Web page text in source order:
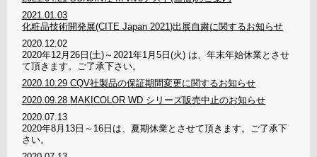
2021.01.03
化粧品技術開発展(CITE Japan 2021)出展自粛に関するお知らせ
2020.12.02
2020年12月26日(土)～2021年1月5日(火) は、年末年始休業とさせ
て頂きます。ご了承下さい。
2020.10.29 CQV社製品の保証期間変更に関するお知らせ
2020.09.28 MAKICOLOR WD シリーズ販売中止のお知らせ
2020.07.13
2020年8月13日～16日は、夏期休業とさせて頂きます。ご了承下
さい。